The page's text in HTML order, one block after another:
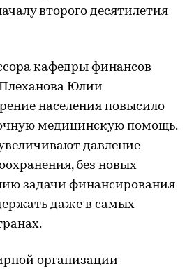
второго десятилетия
кафедры финансов
Юлии
населения повысило
медицинскую помощь.
давление
без новых
задачи финансирования
даже в самых
организации